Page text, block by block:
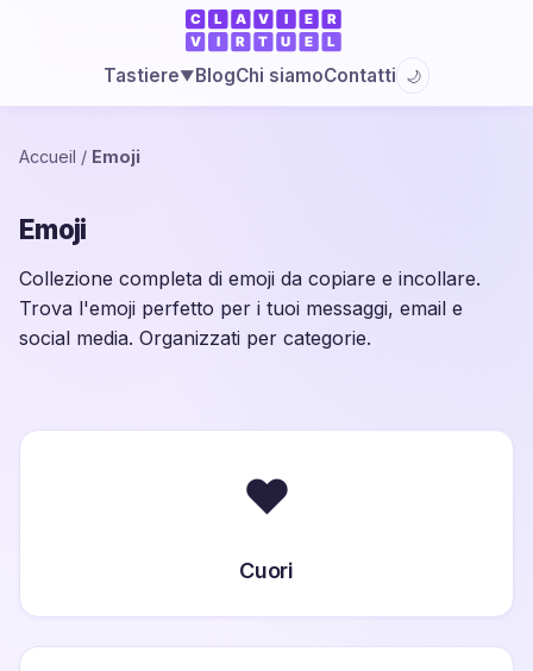
Tastiere▼BlogChi siamoContatti 🌙
Accueil / Emoji
Emoji
Collezione completa di emoji da copiare e incollare.
Trova l'emoji perfetto per i tuoi messaggi, email e
social media. Organizzati per categorie.
❤️
Cuori